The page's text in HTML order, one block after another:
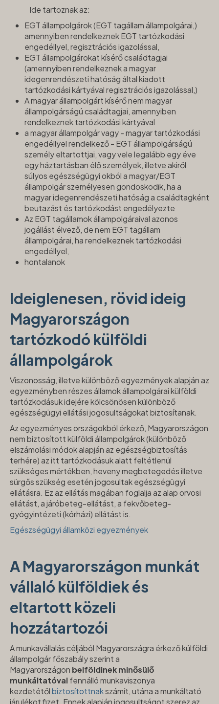
Ide tartoznak az:
EGT állampolgárok (EGT tagállam állampolgárai,)
amennyiben rendelkeznek EGT tartózkodási
engedéllyel, regisztrációs igazolással,
EGT állampolgárokat kísérő családtagjai
(amennyiben rendelkeznek a magyar
idegenrendészeti hatóság által kiadott
tartózkodási kártyával regisztrációs igazolással,)
A magyar állampolgárt kísérő nem magyar
állampolgárságú családtagjai, amennyiben
rendelkeznek tartózkodási kártyával
a magyar állampolgár vagy - magyar tartózkodási
engedéllyel rendelkező - EGT állampolgárságú
személy eltartottjai, vagy vele legalább egy éve
egy háztartásban élő személyek, illetve akiről
súlyos egészségügyi okból a magyar/EGT
állampolgár személyesen gondoskodik, ha a
magyar idegenrendészeti hatóság a családtagként
beutazást és tartózkodást engedélyezte
Az EGT tagállamok állampolgáraival azonos
jogállást élvező, de nem EGT tagállam
állampolgárai, ha rendelkeznek tartózkodási
engedéllyel,
hontalanok
Ideiglenesen, rövid ideig
Magyarországon
tartózkodó külföldi
állampolgárok
Viszonosság, illetve különböző egyezmények alapján az
egyezményben részes államok állampolgárai külföldi
tartózkodásuk idejére kölcsönösen különböző
egészségügyi ellátási jogosultságokat biztosítanak.
Az egyezményes országokból érkező, Magyarországon
nem biztosított külföldi állampolgárok (különböző
elszámolási módok alapján az egészségbiztosítás
terhére) az itt tartózkodásuk alatt feltétlenül
szükséges mértékben, heveny megbetegedés illetve
sürgős szükség esetén jogosultak egészségügyi
ellátásra. Ez az ellátás magában foglalja az alap orvosi
ellátást, a járóbeteg-ellátást, a fekvőbeteg-
gyógyintézeti (kórházi) ellátást is.
Egészségügyi államközi egyezmények
A Magyarországon munkát
vállaló külföldiek és
eltartott közeli
hozzátartozói
A munkavállalás céljából Magyarországra érkező külföldi
állampolgár főszabály szerint a
Magyarországon belföldinek minősülő
munkáltatóvalfennálló munkaviszonya
kezdetétőlbiztosítottnakszámít, utána a munkáltató
járulékot fizet. Ennek alapján jogosultságot szerez az